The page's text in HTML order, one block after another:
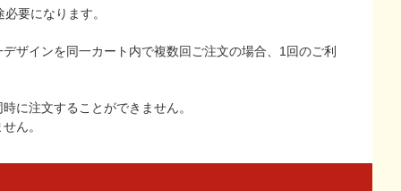
要になります。
ザインを同一カート内で複数回ご注文の場合、1回のご利
に注文することができません。
ん。